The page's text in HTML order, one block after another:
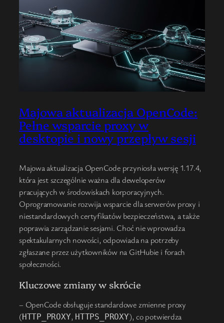
Majowa aktualizacja OpenCode:
Pełne wsparcie proxy w
desktopie i nowy przepływ sesji
Majowa aktualizacja OpenCode przyniosła wersję 1.17.4,
która jest szczególnie ważna dla deweloperów
pracujących w środowiskach korporacyjnych.
Oprogramowanie rozwija wsparcie dla serwerów proxy i
niestandardowych certyfikatów bezpieczeństwa, a także
poprawia zarządzanie sesjami. Choć nie wprowadza
spektakularnych nowości, odpowiada na potrzeby
zgłaszane przez użytkowników na GitHubie i forach
społeczności.
Kluczowe zmiany w skrócie
– OpenCode obsługuje standardowe zmienne proxy
(HTTP_PROXY, HTTPS_PROXY), co potwierdza